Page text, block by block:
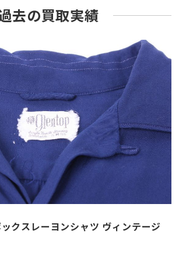
去の買取実績
クスレーヨンシャツ ヴィンテージ